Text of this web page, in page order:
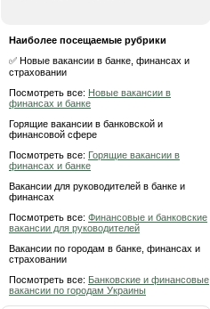
Наиболее посещаемые рубрики
✅ Новые вакансии в банке, финансах и
страховании
Посмотреть все: Новые вакансии в
финансах и банке
Горящие вакансии в банковской и
финансовой сфере
Посмотреть все: Горящие вакансии в
финансах и банке
Вакансии для руководителей в банке и
финансах
Посмотреть все: Финансовые и банковские
вакансии для руководителей
Вакансии по городам в банке, финансах и
страховании
Посмотреть все: Банковские и финансовые
вакансии по городам Украины